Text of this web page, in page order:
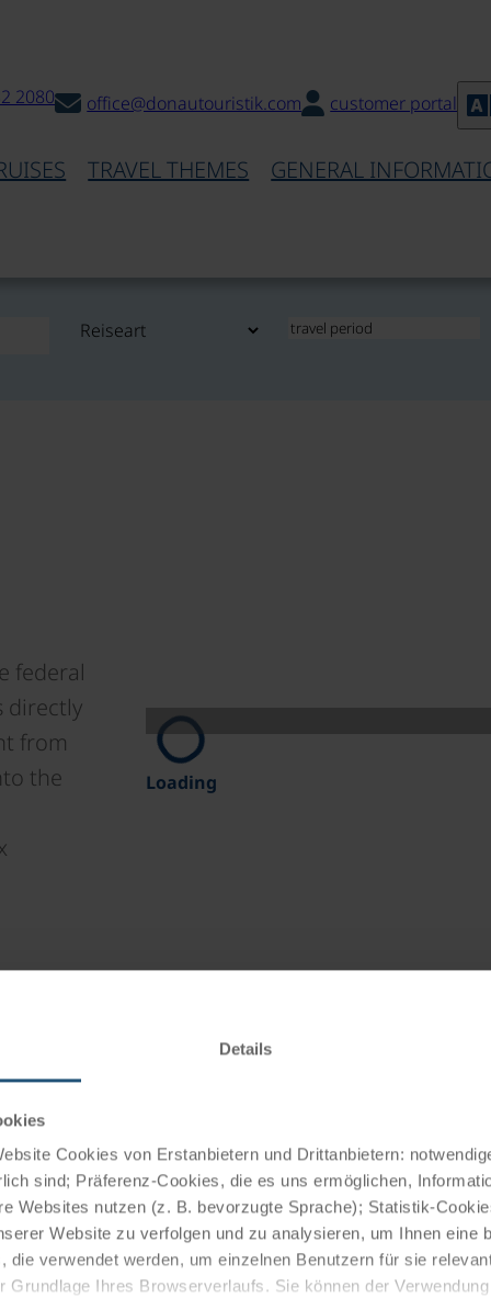
Details
Cookies von Erstanbietern und Drittanbietern:
sind; Präferenz-Cookies, die es uns ermöglichen,
Websites nutzen (z. B. bevorzugte Sprache); Statistik-
Website zu verfolgen und zu analysieren, um Ihnen eine
die verwendet werden, um einzelnen Benutzern für sie
Grundlage Ihres Browserverlaufs. Sie können der
2080 office@donautouristik.com customer portal
TRAVEL THEMES GENERAL
federal
directly
from
the
Loading
of the fortifications are still preserved today
Also worth seeing are the Spitzer Tower,
church of St. Venantius.
and invites visitors to linger in its restaurants, inns and